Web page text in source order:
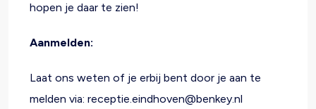
hopen je daar te zien!
Aanmelden:
Laat ons weten of je erbij bent door je aan te
melden via: receptie.eindhoven@benkey.nl